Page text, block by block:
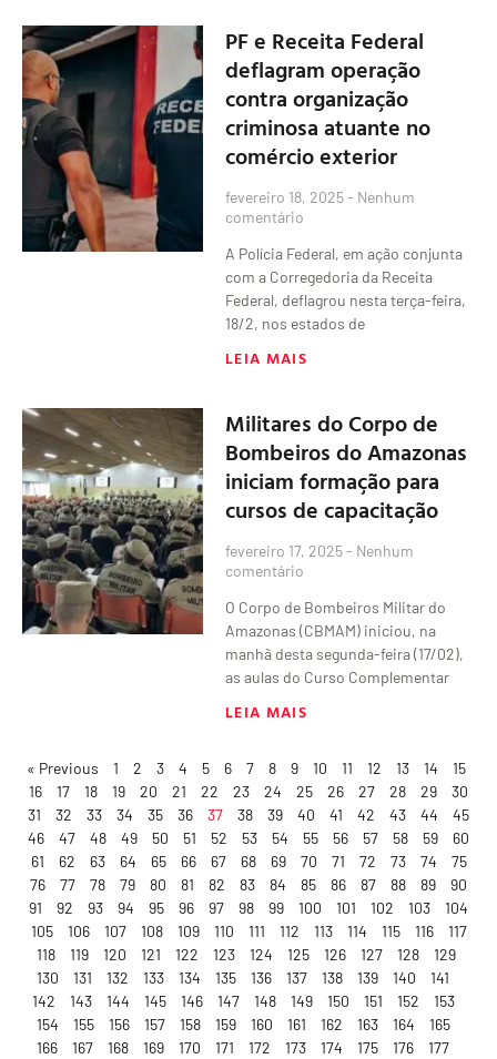
PF e Receita Federal
deflagram operação
contra organização
criminosa atuante no
comércio exterior
fevereiro 18, 2025 Nenhum
comentário
A Polícia Federal, em ação conjunta
com a Corregedoria da Receita
Federal, deflagrou nesta terça-feira,
18/2, nos estados de
LEIA MAIS
Militares do Corpo de
Bombeiros do Amazonas
iniciam formação para
cursos de capacitação
fevereiro 17, 2025 Nenhum
comentário
O Corpo de Bombeiros Militar do
Amazonas (CBMAM) iniciou, na
manhã desta segunda-feira (17/02),
as aulas do Curso Complementar
LEIA MAIS
« Previous 1 2 3 4 5 6 7 8 9 10 11 12 13 14
15
16
17 18 19 20 21 22 23 24 25 26 27 28 29
30
31
32 33 34 35 36 37 38 39 40 41 42 43 44
45
46
47 48 49 50 51 52 53 54 55 56 57 58 59
60
61
62 63 64 65 66 67 68 69 70 71 72 73 74
75
76
77 78 79 80 81 82 83 84 85 86 87 88 89
90
91
92 93 94 95 96 97 98 99 100 101 102 103
104
105
106 107 108 109 110 111 112 113 114 115 116
117
118
119 120 121 122 123 124 125 126 127 128
129
130
131 132 133 134 135 136 137 138 139 140
141
142
143 144 145 146 147 148 149 150 151 152
153
154
155 156 157 158 159 160 161 162 163 164
165
166
167 168 169 170 171 172 173 174 175 176
177